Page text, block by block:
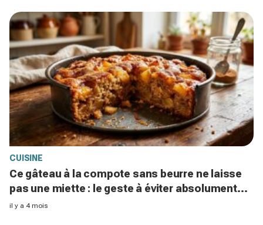
CUISINE
Ce gâteau à la compote sans beurre ne laisse
pas une miette : le geste à éviter absolument
pour le réussir
il y a 4 mois